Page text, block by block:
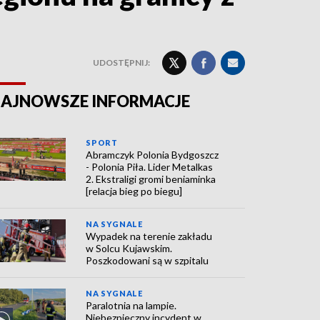
UDOSTĘPNIJ:
INFORMACJE
SPORT
Abramczyk Polonia Bydgoszcz
- Polonia Piła. Lider Metalkas
2. Ekstraligi gromi beniaminka
[relacja bieg po biegu]
NA SYGNALE
Wypadek na terenie zakładu
w Solcu Kujawskim.
Poszkodowani są w szpitalu
NA SYGNALE
Paralotnia na lampie.
Niebezpieczny incydent w